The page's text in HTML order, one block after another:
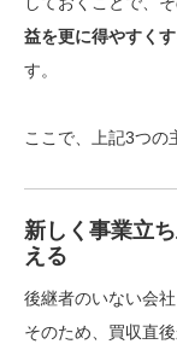
益を更に得やすく
す。
ここで、上記3つの
新しく事業立
える
後継者のいない会社
そのため、買収直